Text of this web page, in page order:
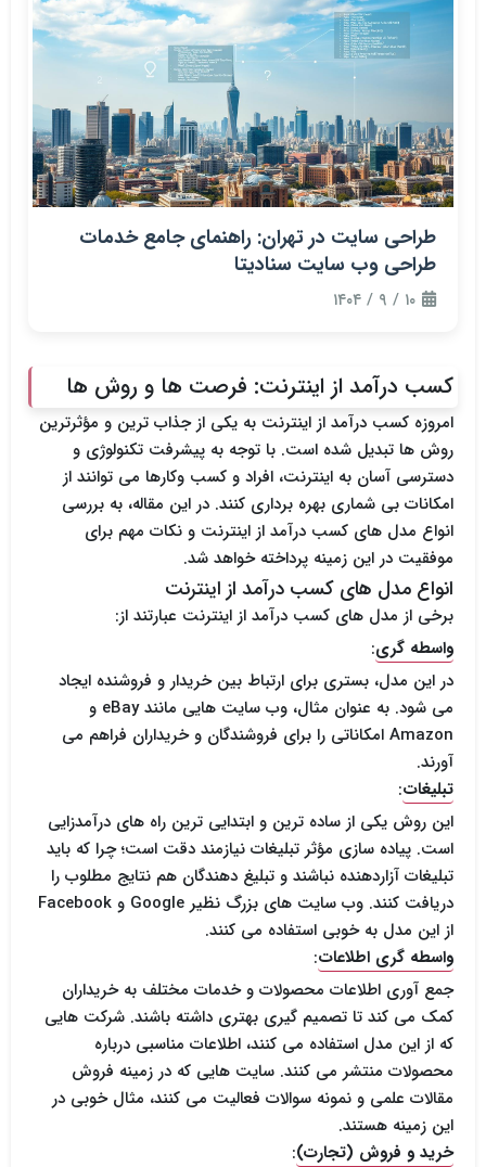
طراحی سایت در تهران: راهنمای جامع خدمات
طراحی وب سایت سنادیتا
۱۰ / ۹ / ۱۴۰۴
کسب درآمد از اینترنت: فرصت ها و روش ها
امروزه کسب درآمد از اینترنت به یکی از جذاب ترین و مؤثرترین
روش ها تبدیل شده است. با توجه به پیشرفت تکنولوژی و
دسترسی آسان به اینترنت، افراد و کسب وکارها می توانند از
امکانات بی شماری بهره برداری کنند. در این مقاله، به بررسی
انواع مدل های کسب درآمد از اینترنت و نکات مهم برای
موفقیت در این زمینه پرداخته خواهد شد.
انواع مدل های کسب درآمد از اینترنت
برخی از مدل های کسب درآمد از اینترنت عبارتند از:
واسطه گری:
در این مدل، بستری برای ارتباط بین خریدار و فروشنده ایجاد
می شود. به عنوان مثال، وب سایت هایی مانند eBay و
Amazon امکاناتی را برای فروشندگان و خریداران فراهم می
آورند.
تبلیغات:
این روش یکی از ساده ترین و ابتدایی ترین راه های درآمدزایی
است. پیاده سازی مؤثر تبلیغات نیازمند دقت است؛ چرا که باید
تبلیغات آزاردهنده نباشند و تبلیغ دهندگان هم نتایج مطلوب را
دریافت کنند. وب سایت های بزرگ نظیر Google و Facebook
از این مدل به خوبی استفاده می کنند.
واسطه گری اطلاعات:
جمع آوری اطلاعات محصولات و خدمات مختلف به خریداران
کمک می کند تا تصمیم گیری بهتری داشته باشند. شرکت هایی
که از این مدل استفاده می کنند، اطلاعات مناسبی درباره
محصولات منتشر می کنند. سایت هایی که در زمینه فروش
مقالات علمی و نمونه سوالات فعالیت می کنند، مثال خوبی در
این زمینه هستند.
خرید و فروش (تجارت):